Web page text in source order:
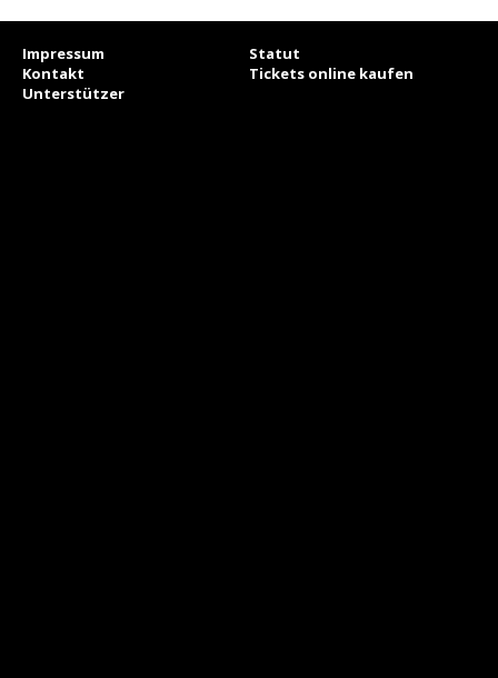
Impressum
Statut
Kontakt
Tickets online kaufen
Unterstützer